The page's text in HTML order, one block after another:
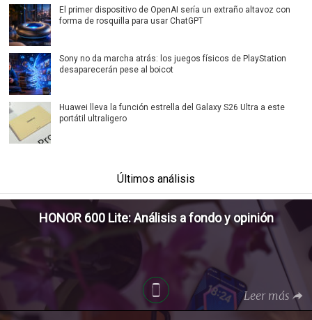
El primer dispositivo de OpenAI sería un extraño altavoz con
forma de rosquilla para usar ChatGPT
Sony no da marcha atrás: los juegos físicos de PlayStation
desaparecerán pese al boicot
Huawei lleva la función estrella del Galaxy S26 Ultra a este
portátil ultraligero
Últimos análisis
HONOR 600 Lite: Análisis a fondo y opinión
Leer más